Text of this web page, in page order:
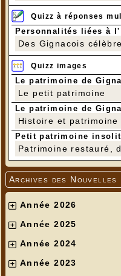
Quizz à réponses
Personnalités liées à
Des Gignacois
Quizz images
Le patrimoine de
Le petit patrimoine
Le patrimoine de
Histoire et patrimoine
Petit patrimoine
Patrimoine restauré,
Archives des Nouvelles
Année 2026
Année 2025
Année 2024
Année 2023
La rosace :